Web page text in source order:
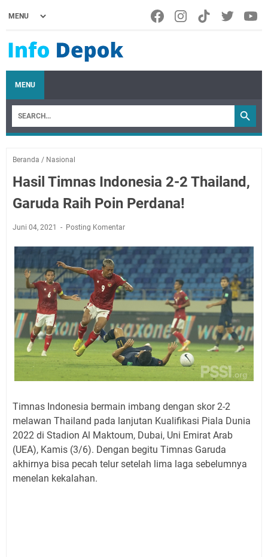
MENU
Beranda / Nasional
Hasil Timnas Indonesia 2-2 Thailand,
Garuda Raih Poin Perdana!
Juni 04, 2021 Posting Komentar
Timnas Indonesia bermain imbang dengan skor 2-2
melawan Thailand pada lanjutan Kualifikasi Piala Dunia
2022 di Stadion Al Maktoum, Dubai, Uni Emirat Arab
(UEA), Kamis (3/6). Dengan begitu Timnas Garuda
akhirnya bisa pecah telur setelah lima laga sebelumnya
menelan kekalahan.